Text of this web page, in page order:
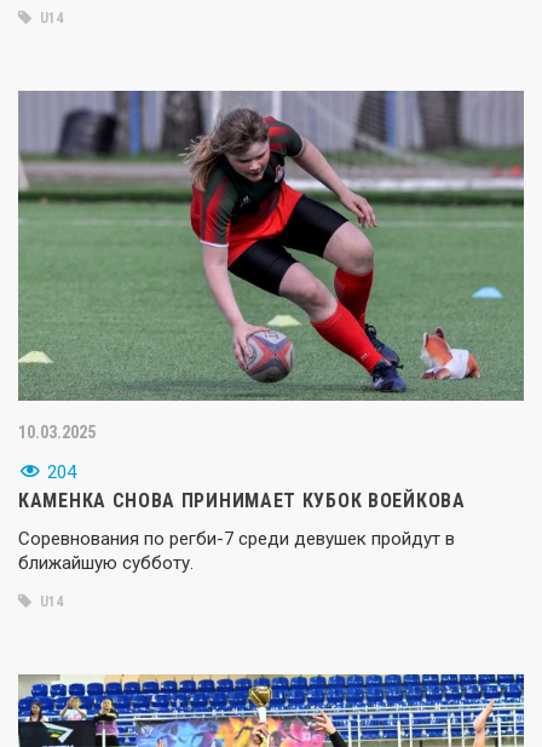
U14
10.03.2025
204
КАМЕНКА СНОВА ПРИНИМАЕТ КУБОК ВОЕЙКОВА
Соревнования по регби-7 среди девушек пройдут в
ближайшую субботу.
U14